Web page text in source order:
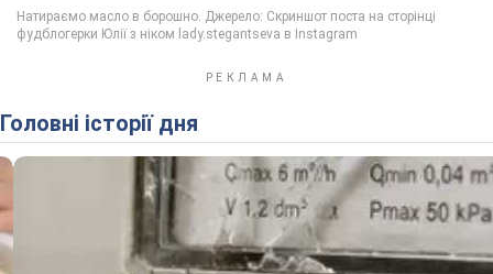
Головні історії дня